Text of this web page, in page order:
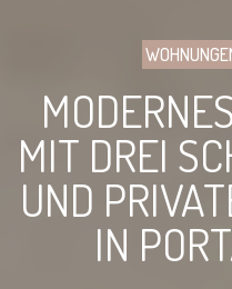
MIT DREI
UND
IN